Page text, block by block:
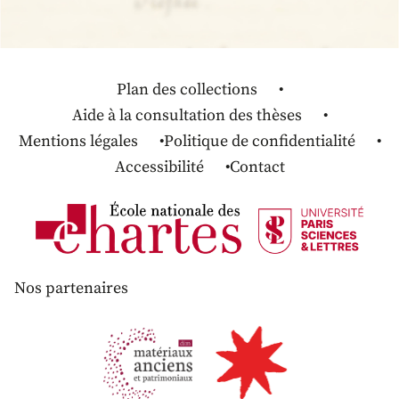
Plan des collections
Aide à la consultation des thèses
Mentions légales
Politique de confidentialité
Accessibilité
Contact
Nos partenaires